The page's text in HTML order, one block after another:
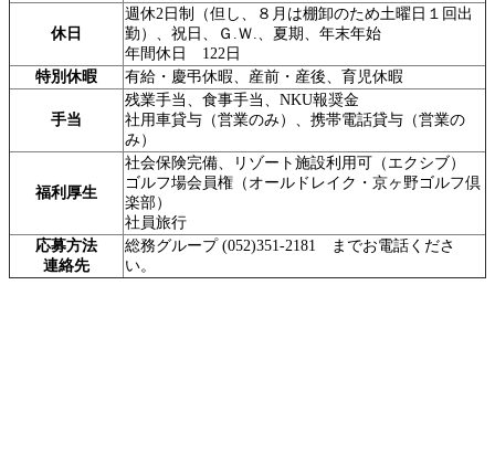
休日
週休2日制（但し、８月は棚卸のため土曜日１回出
勤）、祝日、Ｇ.Ｗ.、夏期、年末年始
年間休日 122日
特別休暇
有給・慶弔休暇、産前・産後、育児休暇
手当
残業手当、食事手当、NKU報奨金
社用車貸与（営業のみ）、携帯電話貸与（営業の
み）
福利厚生
社会保険完備、リゾート施設利用可（エクシブ）
ゴルフ場会員権（オールドレイク・京ヶ野ゴルフ倶
楽部）
社員旅行
応募方法
連絡先
総務グループ (052)351-2181 までお電話くださ
い。